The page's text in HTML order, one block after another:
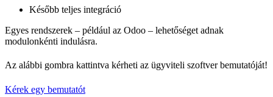
Később teljes integráció
Egyes rendszerek – például az Odoo – lehetőséget adnak
modulonkénti indulásra.
Az alábbi gombra kattintva kérheti az ügyviteli szoftver bemutatóját!
Kérek egy bemutatót